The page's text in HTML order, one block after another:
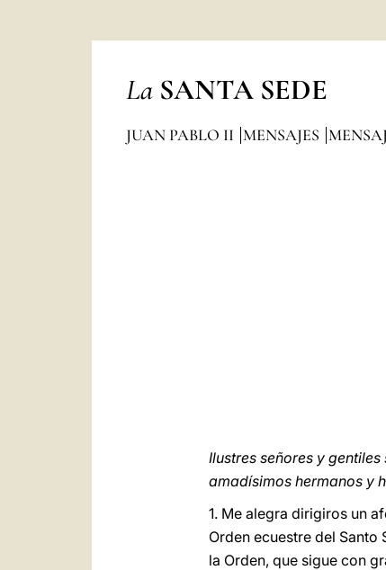
La SANTA SEDE
JUAN PABLO II MENSAJES
Ilustres señores y gentiles
amadísimos hermanos y
1. Me alegra dirigiros un
Orden ecuestre del
la Orden, que sigue con